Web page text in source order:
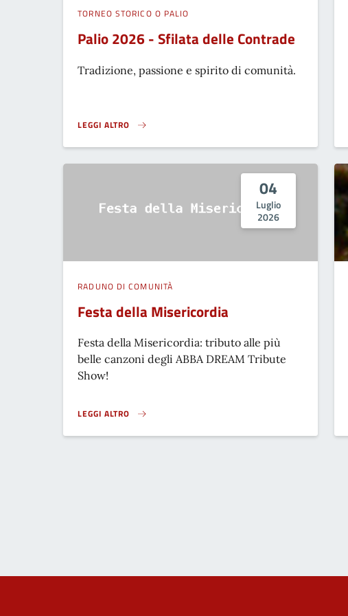
TORNEO STORICO O PALIO
Palio 2026 - Sfilata delle Contrade
Tradizione, passione e spirito di comunità.
LEGGI ALTRO
PALIO 2026 - SFILATA DELLE CONTRADE}
04
Luglio
2026
RADUNO DI COMUNITÀ
Festa della Misericordia
Festa della Misericordia: tributo alle più
belle canzoni degli ABBA DREAM Tribute
Show!
LEGGI ALTRO
FESTA DELLA MISERICORDIA}